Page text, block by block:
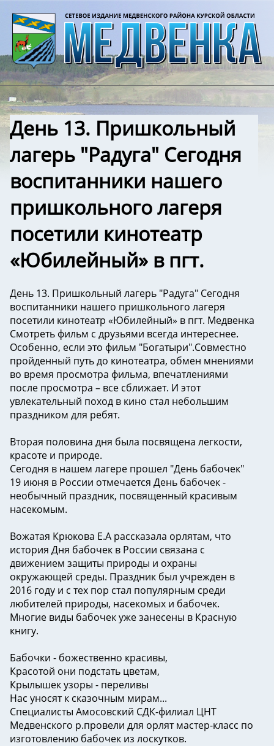
День 13. Пришкольный
лагерь "Радуга" Сегодня
воспитанники нашего
пришкольного лагеря
посетили кинотеатр
«Юбилейный» в пгт.
День 13. Пришкольный лагерь "Радуга" Сегодня
воспитанники нашего пришкольного лагеря
посетили кинотеатр «Юбилейный» в пгт. Медвенка
Смотреть фильм с друзьями всегда интереснее.
Особенно, если это фильм "Богатыри".Совместно
пройденный путь до кинотеатра, обмен мнениями
во время просмотра фильма, впечатлениями
после просмотра – все сближает. И этот
увлекательный поход в кино стал небольшим
праздником для ребят.
Вторая половина дня была посвящена легкости,
красоте и природе.
Сегодня в нашем лагере прошел "День бабочек"
19 июня в России отмечается День бабочек -
необычный праздник, посвященный красивым
насекомым.
Вожатая Крюкова Е.А рассказала орлятам, что
история Дня бабочек в России связана с
движением защиты природы и охраны
окружающей среды. Праздник был учрежден в
2016 году и с тех пор стал популярным среди
любителей природы, насекомых и бабочек.
Многие виды бабочек уже занесены в Красную
книгу.
Бабочки - божественно красивы,
Красотой они подстать цветам,
Крылышек узоры - переливы
Нас уносят к сказочным мирам...
️Специалисты Амосовский СДК-филиал ЦНТ
Медвенского р.провели для орлят мастер-класс по
изготовлению бабочек из лоскутков.